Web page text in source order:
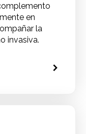
en
la
invasiva.